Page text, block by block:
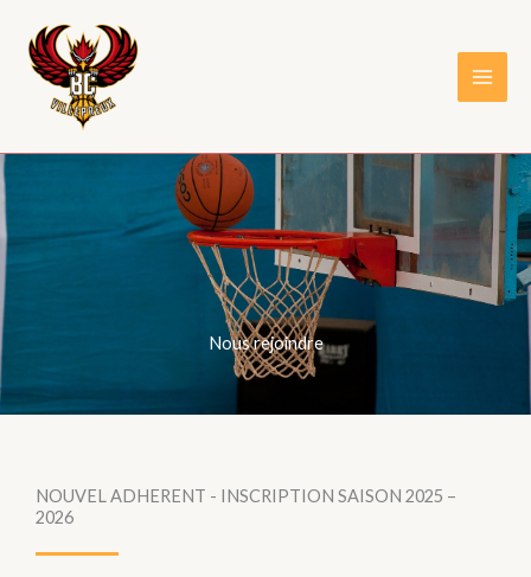
contenu
Nous rejoindre
NOUVEL ADHERENT - INSCRIPTION SAISON 2025 –
2026